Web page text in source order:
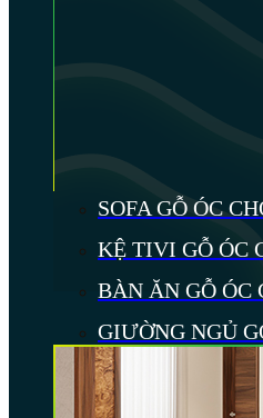
SOFA GỖ ÓC
KỆ TIVI GỖ ÓC
BÀN ĂN GỖ ÓC
GIƯỜNG NGỦ